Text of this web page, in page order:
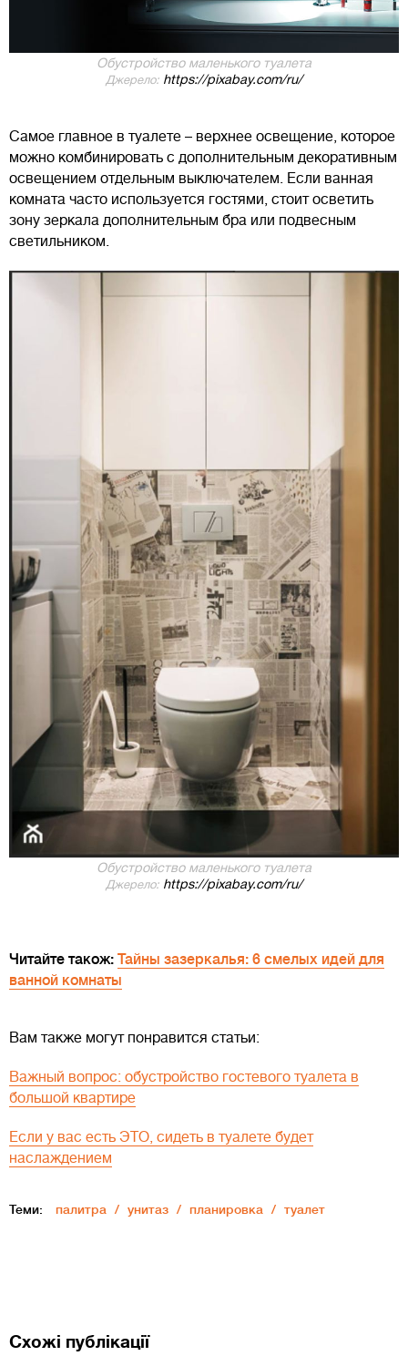
Обустройство маленького туалета
Джерело: https://pixabay.com/ru/
Самое главное в туалете – верхнее освещение, которое
можно комбинировать с дополнительным декоративным
освещением отдельным выключателем. Если ванная
комната часто используется гостями, стоит осветить
зону зеркала дополнительным бра или подвесным
светильником.
Обустройство маленького туалета
Джерело: https://pixabay.com/ru/
Читайте також: Тайны зазеркалья: 6 смелых идей для
ванной комнаты
Вам также могут понравится статьи:
Важный вопрос: обустройство гостевого туалета в
большой квартире
Если у вас есть ЭТО, сидеть в туалете будет
наслаждением
Теми: палитра унитаз планировка туалет
Схожі публікації